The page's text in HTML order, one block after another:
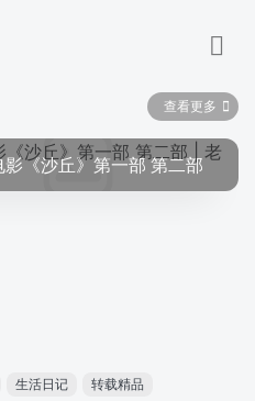
查看更多
影《沙丘》第一部 第二部
生活日记 转载精品